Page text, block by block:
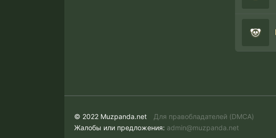
© 2022 Muzpanda.net
Для правобладателей (DMCA)
Жалобы или предложения: admin@muzpanda.net